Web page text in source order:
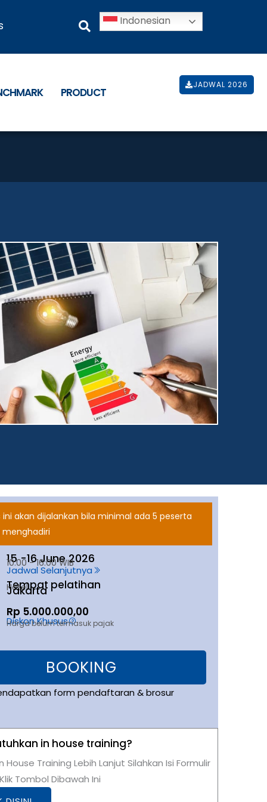
Indonesian
PRODUCT
JADWAL 2026
ini akan dijalankan bila minimal ada 5 peserta
menghadiri
15 -16 June 2026
10:00 - 16:00 WIB
Jadwal Selanjutnya
Tempat pelatihan
Hotel
Jakarta
Rp 5.000.000,00
Diskon Khusus
Harga belum termasuk pajak
BOOKING
form pendaftaran & brosur
in house training?
House Training Lebih Lanjut Silahkan Isi Formulir
Tombol Dibawah Ini